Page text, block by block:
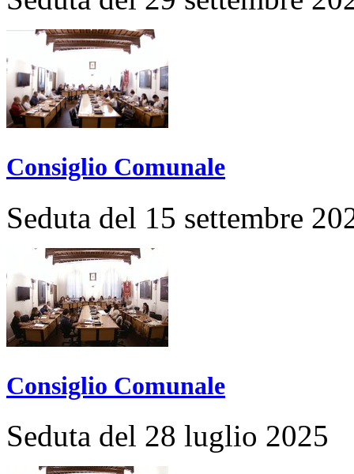
Consiglio Comunale
Seduta del 15 settembre
Consiglio Comunale
Seduta del 28 luglio 2025